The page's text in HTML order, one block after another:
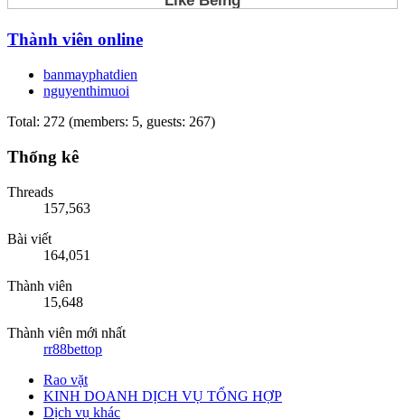
Thành viên online
banmayphatdien
nguyenthimuoi
Total: 272 (members: 5, guests: 267)
Thống kê
Threads
157,563
Bài viết
164,051
Thành viên
15,648
Thành viên mới nhất
rr88bettop
Rao vặt
KINH DOANH DỊCH VỤ TỔNG HỢP
Dịch vụ khác